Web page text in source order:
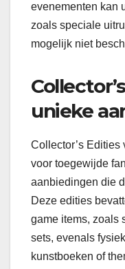
evenementen kan
zoals speciale
mogelijk niet
unieke
Collector’s Edities
voor toegewijde
aanbiedingen die
Deze edities
game items, zoals
sets, evenals
kunstboeken of